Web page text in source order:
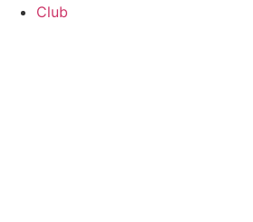
Club